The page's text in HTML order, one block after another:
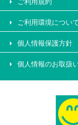
ご利用環境につい
個人情報保護方針
個人情報のお取扱